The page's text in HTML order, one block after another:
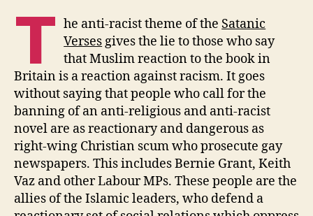
T he anti-racist theme of the Satanic
Versesgives the lie to those who say
that Muslim reaction to the book in
Britain is a reaction against racism. It goes
without saying that people who call for the
banning of an anti-religious and anti-racist
novel are as reactionary and dangerous as
right-wing Christian scum who prosecute gay
newspapers. This includes Bernie Grant, Keith
Vaz and other Labour MPs. These people are the
allies of the Islamic leaders, who defend a